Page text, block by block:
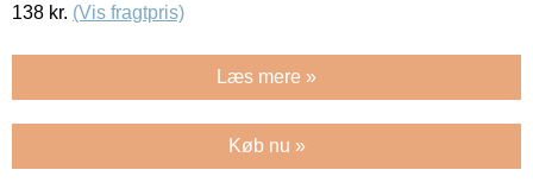
138 kr. (Vis fragtpris)
Læs mere »
Køb nu »